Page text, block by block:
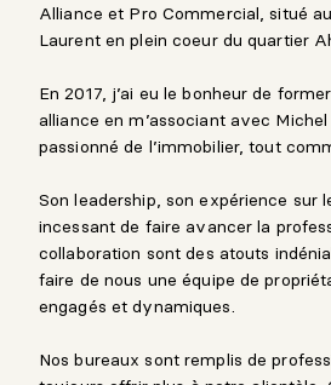
Alliance et Pro Commercial, situé
Laurent en plein coeur du quartier
En 2017, j’ai eu le bonheur de
alliance en m’associant avec
passionné de l’immobilier, tout
Son leadership, son expérience sur
incessant de faire avancer la
collaboration sont des atouts
faire de nous une équipe de
engagés et dynamiques.
Nos bureaux sont remplis de